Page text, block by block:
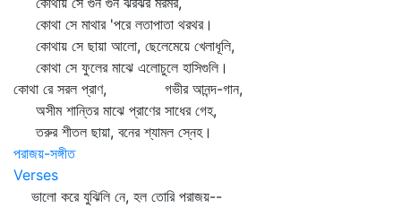
কোথা সে মাথার 'পরে লতাপাতা থরথর।
কোথায় সে ছায়া আলো, ছেলেমেয়ে খেলাধূলি,
কোথা সে ফুলের মাঝে এলোচুলে হাসিগুলি।
কোথা রে সরল প্রাণ, গভীর আনন্দ-গান,
অসীম শান্তির মাঝে প্রাণের সাধের গেহ,
তরুর শীতল ছায়া, বনের শ্যামল স্নেহ।
পরাজয়-সঙ্গীত
Verses
ভালো করে যুঝিলি নে, হল তোরি পরাজয়--